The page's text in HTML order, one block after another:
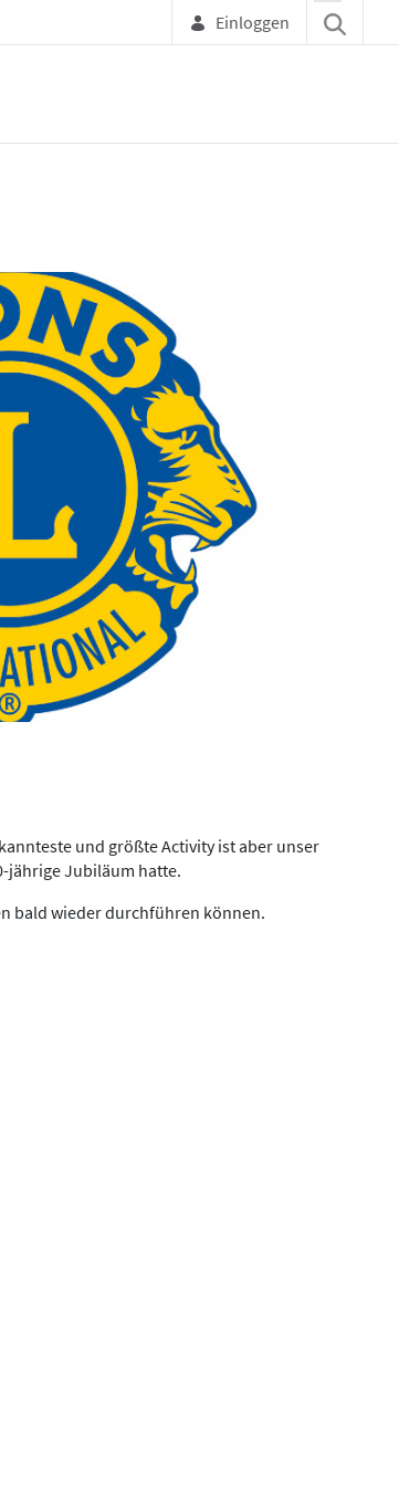
Einloggen
und größte Activity ist aber unser
jährige Jubiläum hatte.
bald wieder durchführen können.